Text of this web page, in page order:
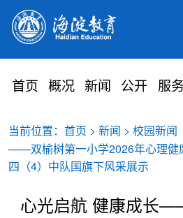
首页 概况 新闻 公开 服务
当前位置： 首页 > 新闻 > 校园新闻
——双榆树第一小学2026年心理健
四（4）中队国旗下风采展示
心光启航 健康成长